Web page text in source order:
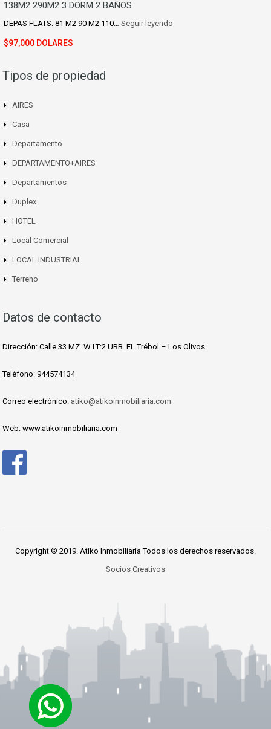
138M2 290M2 3 DORM 2 BAÑOS
DEPAS FLATS: 81 M2 90 M2 110… Seguir leyendo
$97,000 DOLARES
Tipos de propiedad
AIRES
Casa
Departamento
DEPARTAMENTO+AIRES
Departamentos
Duplex
HOTEL
Local Comercial
LOCAL INDUSTRIAL
Terreno
Datos de contacto
Dirección: Calle 33 MZ. W LT:2 URB. EL Trébol – Los Olivos
Teléfono: 944574134
Correo electrónico: atiko@atikoinmobiliaria.com
Web: www.atikoinmobiliaria.com
Copyright © 2019. Atiko Inmobiliaria Todos los derechos reservados.
Socios Creativos